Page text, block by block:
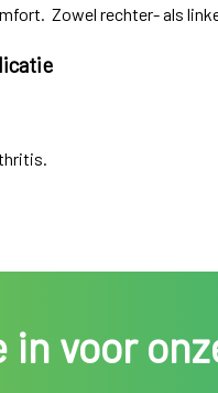
Zowel rechter- als
in voor